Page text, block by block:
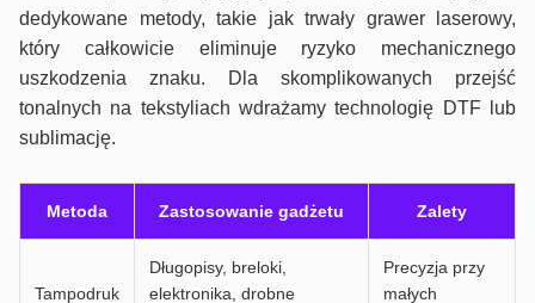
dedykowane metody, takie jak trwały grawer laserowy,
który całkowicie eliminuje ryzyko mechanicznego
uszkodzenia znaku. Dla skomplikowanych przejść
tonalnych na tekstyliach wdrażamy technologię DTF lub
sublimację.
Metoda Zastosowanie gadżetu Zalety
Tampodruk
Długopisy, breloki,
elektronika, drobne
Precyzja przy
małych